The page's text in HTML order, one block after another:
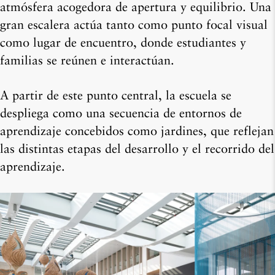
atmósfera acogedora de apertura y equilibrio. Una
gran escalera actúa tanto como punto focal visual
como lugar de encuentro, donde estudiantes y
familias se reúnen e interactúan.
A partir de este punto central, la escuela se
despliega como una secuencia de entornos de
aprendizaje concebidos como jardines, que reflejan
las distintas etapas del desarrollo y el recorrido del
aprendizaje.